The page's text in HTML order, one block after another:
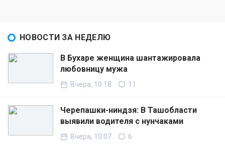
НОВОСТИ ЗА НЕДЕЛЮ
В Бухаре женщина шантажировала
любовницу мужа
Вчера, 10:18 11
Черепашки-ниндзя: В Ташобласти
выявили водителя с нунчаками
Вчера, 10:07 6